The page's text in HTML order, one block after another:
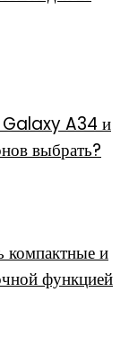
A34 и
выбрать?
компактные и
функцией